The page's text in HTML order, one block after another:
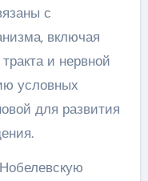
с
включая
и нервной
условных
для развития